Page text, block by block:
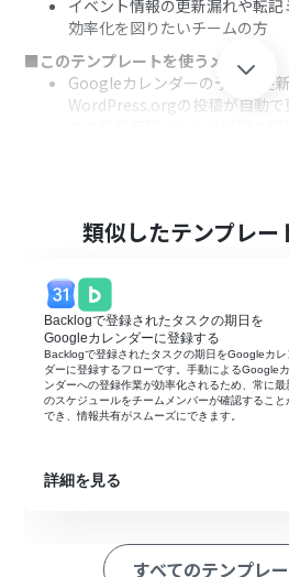
イベント情報の更新漏れや転
効率化を図りたいチームの方
■このテンプレートを使うメリット
Googleカレンダーの予定が更
WordPress.orgの投稿が自動
■フローボットの流れ
はじめに、Googleカレンダー
次に、トリガーでGoogleカレ
更新されたら」というアクシ
レンダーを指定します。
続いて、オペレーションで
「投稿を検索」アクションを
対応する投稿を特定します。
最後に、再度オペレーション
Googleカレンダーの情報で更新
■このワークフローのカスタムポイ
類似したテンプレー
Backlogで登録されたタスクの期日を
Googleカレンダーに登録する
Backlogで登録されたタスクの期日をGoogleカレ
ダーに登録するフローです。手動によるGoogle
ンダーへの登録作業が効率化されるため、常に最
のスケジュールをチームメンバーが確認すること
でき、情報共有がスムーズにできます。
詳細を見る
すべてのテンプレ